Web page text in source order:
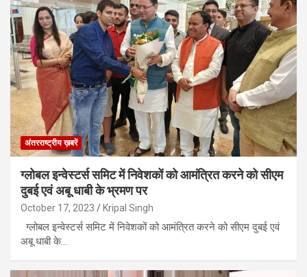
अंतरराष्ट्रीय ख़बरें
ग्लोबल इन्वेस्टर्स समिट में निवेशकों को आमंत्रित करने को सीएम
दुबई एवं अबू धाबी के भ्रमण पर
October 17, 2023 Kripal Singh
ग्लोबल इन्वेस्टर्स समिट में निवेशकों को आमंत्रित करने को सीएम दुबई एवं
अबू धाबी के…